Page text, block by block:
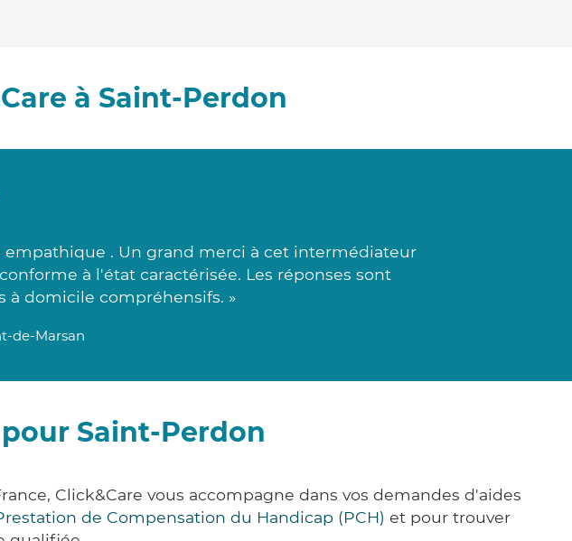
à Saint-Perdon
. Un grand merci à cet intermédiateur
à l'état caractérisée. Les réponses sont
à domicile compréhensifs. »
de-Marsan
Saint-Perdon
Click&Care vous accompagne dans vos demandes d'aides
de Compensation du Handicap (PCH) et pour trouver